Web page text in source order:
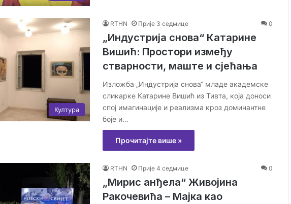
Култура
RTHN Прије 3 седмице 0
„Индустрија снова“ Катарине
Вишић: Простори између
стварности, маште и сјећања
Изложба „Индустрија снова“ младе академске
сликарке Катарине Вишић из Тивта, која доноси
спој имагинације и реализма кроз доминантне
боје и…
Прочитајте више »
RTHN Прије 4 седмице 0
„Мирис анђела“ Живојина
Ракочевића – Мајка као